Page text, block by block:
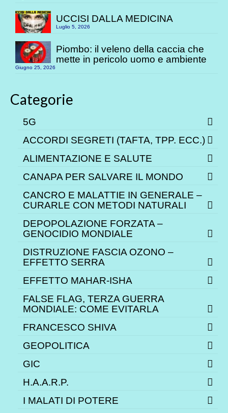
UCCISI DALLA MEDICINA
Luglio 5, 2026
Piombo: il veleno della caccia che
mette in pericolo uomo e ambiente
Giugno 25, 2026
Categorie
5G
ACCORDI SEGRETI (TAFTA, TPP. ECC.)
ALIMENTAZIONE E SALUTE
CANAPA PER SALVARE IL MONDO
CANCRO E MALATTIE IN GENERALE –
CURARLE CON METODI NATURALI
DEPOPOLAZIONE FORZATA –
GENOCIDIO MONDIALE
DISTRUZIONE FASCIA OZONO –
EFFETTO SERRA
EFFETTO MAHAR-ISHA
FALSE FLAG, TERZA GUERRA
MONDIALE: COME EVITARLA
FRANCESCO SHIVA
GEOPOLITICA
GIC
H.A.A.R.P.
I MALATI DI POTERE